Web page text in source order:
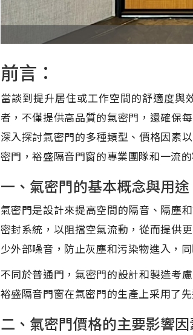
前言：
當談到提升居住或工作空間的舒適度與
者，不僅提供高品質的氣密門，還確保
深入探討氣密門的多種類型、價格因素
密門，裕盛隔音門窗的專業團隊和一流
一、氣密門的基本概念與用途
氣密門是設計來提高空間的隔音、隔塵
密封系統，以阻擋空氣流動，從而提供
少外部噪音，防止灰塵和污染物進入，
不同於普通門，氣密門的設計和製造考
裕盛隔音門窗在氣密門的生產上采用了
二、氣密門價格的主要影響因